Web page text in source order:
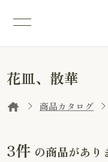
花皿、散華
商品カタログ
3件 の商品があり